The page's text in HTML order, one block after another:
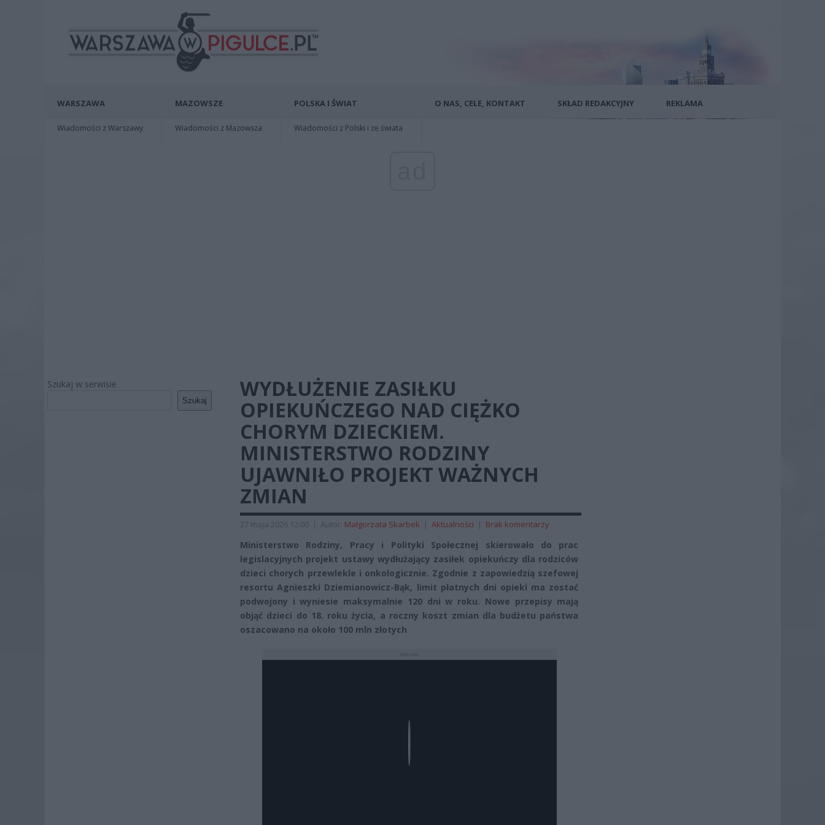
WARSZAWA
Wiadomości z Warszawy
MAZOWSZE
Wiadomości z Mazowsza
POLSKA I ŚWIAT
Wiadomości z Polski i ze świata
O NAS, CELE, KONTAKT SKŁAD REDAKCYJNY REKLAMA
Szukaj w serwisie
Szukaj
WYDŁUŻENIE ZASIŁKU
OPIEKUŃCZEGO NAD CIĘŻKO
CHORYM DZIECKIEM.
MINISTERSTWO RODZINY
UJAWNIŁO PROJEKT WAŻNYCH
ZMIAN
27 maja 2026 12:00 | Autor: Małgorzata Skarbek | Aktualności | Brak komentarzy
Ministerstwo Rodziny, Pracy i Polityki Społecznej skierowało do prac
legislacyjnych projekt ustawy wydłużający zasiłek opiekuńczy dla rodziców
dzieci chorych przewlekle i onkologicznie. Zgodnie z zapowiedzią szefowej
resortu Agnieszki Dziemianowicz-Bąk, limit płatnych dni opieki ma zostać
podwojony i wyniesie maksymalnie 120 dni w roku. Nowe przepisy mają
objąć dzieci do 18. roku życia, a roczny koszt zmian dla budżetu państwa
oszacowano na około 100 mln złotych